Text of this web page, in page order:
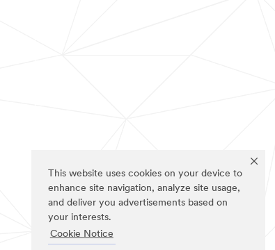
This website uses cookies on your device to
enhance site navigation, analyze site usage,
and deliver you advertisements based on
your interests.
Cookie Notice